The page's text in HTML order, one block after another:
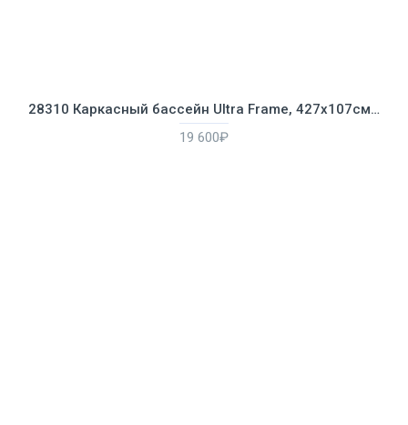
28310 Каркасный бассейн Ultra Frame, 427х107см, 12706л, фильтр-насос 3785л/ч, лестница, тент, подстилка
19 600₽